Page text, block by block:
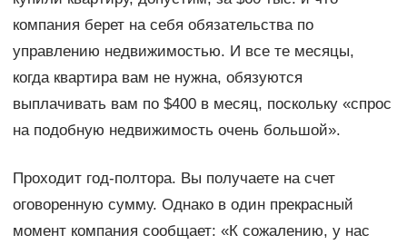
компания берет на себя обязательства по
управлению недвижимостью. И все те месяцы,
когда квартира вам не нужна, обязуются
выплачивать вам по $400 в месяц, поскольку «спрос
на подобную недвижимость очень большой».
Проходит год-полтора. Вы получаете на счет
оговоренную сумму. Однако в один прекрасный
момент компания сообщает: «К сожалению, у нас